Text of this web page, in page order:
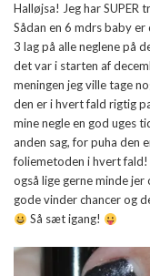
Halløjsa! Jeg har
Sådan en 6 mdrs baby
3 lag på alle neglene på
det var i starten af
meningen jeg ville tage
den er i hvert fald rigtig
mine negle en god uges
anden sag, for puha den
foliemetoden i hvert
også lige gerne minde jer
gode vinder chancer og
Så sæt igang!